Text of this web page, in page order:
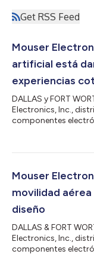
Get RSS Feed
Mouser
artificial está
experiencias
DALLAS y FORT
Electronics, Inc.,
componentes
(EIT), titulada
productos y
Mouser
movilidad
diseño
DALLAS & FORT
Electronics, Inc.,
componentes